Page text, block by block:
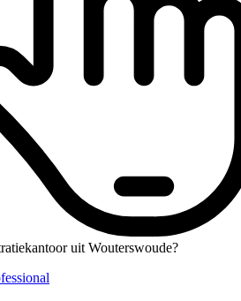
uit Wouterswoude?